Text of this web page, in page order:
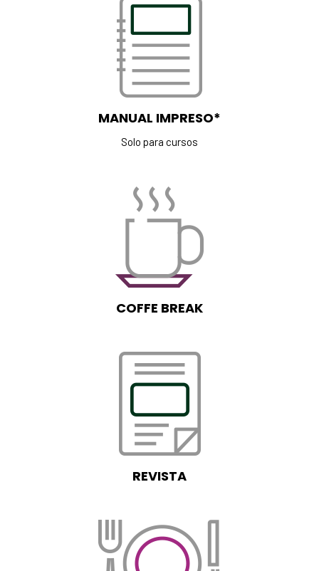
MANUAL IMPRESO*
Solo para cursos
COFFE BREAK
REVISTA